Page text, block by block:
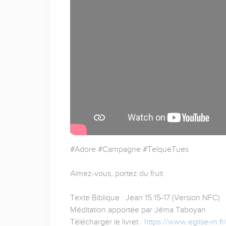
#Adore #Campagne #TelqueTues
Aimez-vous, portez du fruit
Texte Biblique : Jean 15.15-17 (Version NFC)
Méditation apportée par Jéma Taboyan
Télécharger le livret : https://www.eglise-